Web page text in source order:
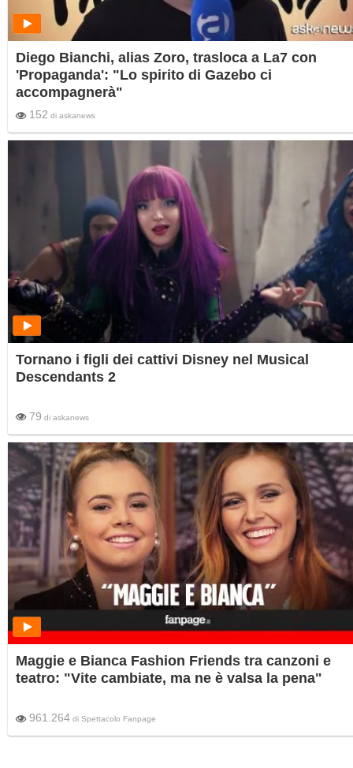
Diego Bianchi, alias Zoro, trasloca a La7 con
'Propaganda': "Lo spirito di Gazebo ci
accompagnerà"
152 di askanews
Tornano i figli dei cattivi Disney nel Musical
Descendants 2
79 di askanews
Maggie e Bianca Fashion Friends tra canzoni e
teatro: "Vite cambiate, ma ne è valsa la pena"
961.264 di Spettacolo Fanpage